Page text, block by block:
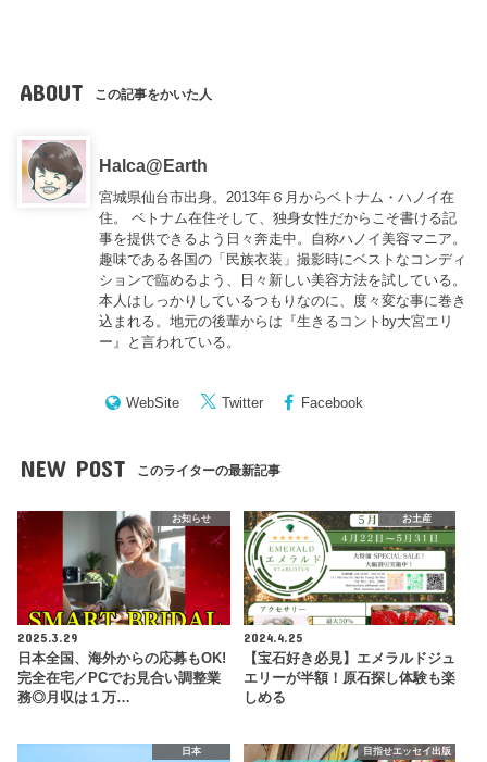
ABOUT この記事をかいた人
Halca@Earth
宮城県仙台市出身。2013年６月からベトナム・ハノイ在
住。 ベトナム在住そして、独身女性だからこそ書ける記
事を提供できるよう日々奔走中。自称ハノイ美容マニア。
趣味である各国の「民族衣装」撮影時にベストなコンディ
ションで臨めるよう、日々新しい美容方法を試している。
本人はしっかりしているつもりなのに、度々変な事に巻き
込まれる。地元の後輩からは『生きるコントby大宮エリ
ー 』と言われている。
WebSite Twitter Facebook
NEW POST このライターの最新記事
お知らせ
2025.3.29
日本全国、海外からの応募もOK!
完全在宅／PCでお見合い調整業
務◎月収は１万…
お土産
2024.4.25
【宝石好き必見】エメラルドジュ
エリーが半額！原石探し体験も楽
しめる
日本 目指せエッセイ出版